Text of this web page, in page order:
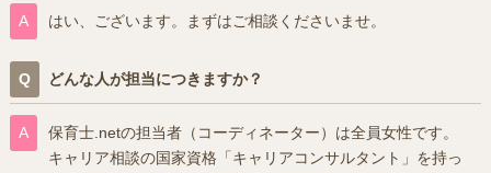
はい、ございます。まずはご相談くださいませ。
どんな人が担当につきますか？
保育士.netの担当者（コーディネーター）は全員女性です。
キャリア相談の国家資格「キャリアコンサルタント」を持っ